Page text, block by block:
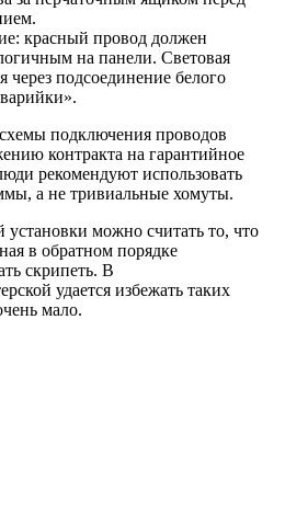
красный провод должен
на панели. Световая
через подсоединение белого
подключения проводов
контракта на гарантийное
рекомендуют использовать
а не тривиальные хомуты.
можно считать то, что
в обратном порядке
скрипеть. В
удается избежать таких
мало.